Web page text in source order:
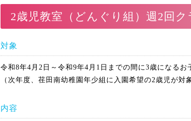
2歳児教室（どんぐり組）週2回
対象
令和8年4月2日～令和9年4月1日までの間に3歳になるお
（次年度、荏田南幼稚園年少組に入園希望の2歳児が対
内容